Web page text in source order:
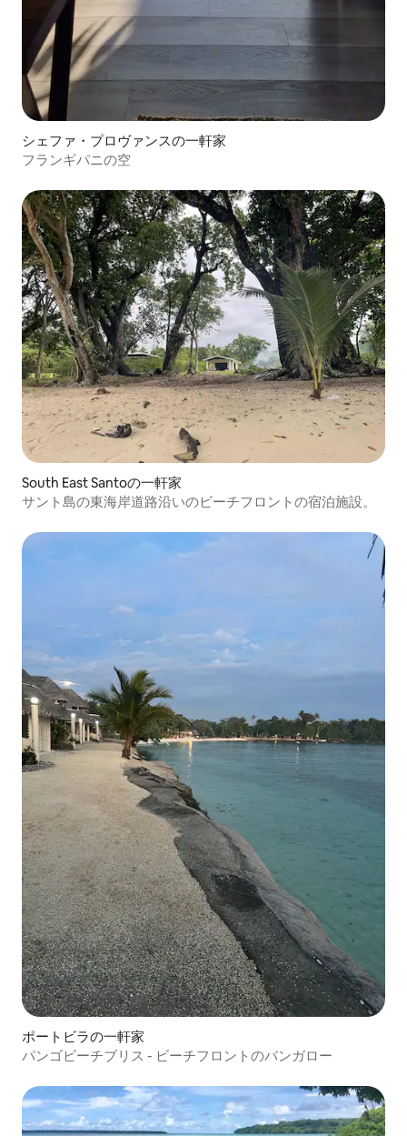
シェファ・プロヴァンスの一軒家
フランギパニの空
South East Santoの一軒家
サント島の東海岸道路沿いのビーチフロントの宿泊施設。
ポートビラの一軒家
パンゴビーチブリス - ビーチフロントのバンガロー